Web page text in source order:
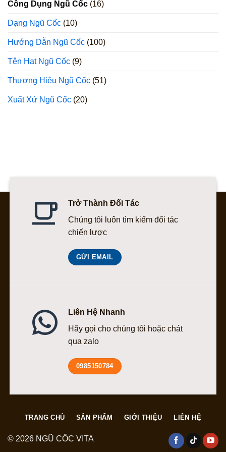
Công Dụng Ngũ Cốc (16)
Dạng Ngũ Cốc (10)
Hướng Dẫn Ngũ Cốc (100)
Tên Hạt Ngũ Cốc (9)
Thương Hiệu Ngũ Cốc (51)
Xuất Xứ Ngũ Cốc (20)
Trở Thành Đối Tác
Chúng tôi luôn tìm kiếm đối tác
chiến lược
GỬI EMAIL
Liên Hệ Nhanh
Hãy gọi cho chúng tôi hoặc chát
qua zalo
0985150784
© 2026 NGŨ CỐC VITA
TRANG CHỦ SẢN PHẨM GIỚI THIỆU LIÊN HỆ